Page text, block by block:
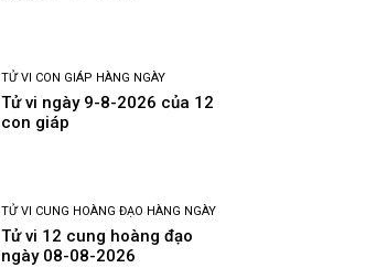
TỬ VI CON GIÁP HÀNG NGÀY
Tử vi ngày 9-8-2026 của 12
con giáp
TỬ VI CUNG HOÀNG ĐẠO HÀNG NGÀY
Tử vi 12 cung hoàng đạo
ngày 08-08-2026